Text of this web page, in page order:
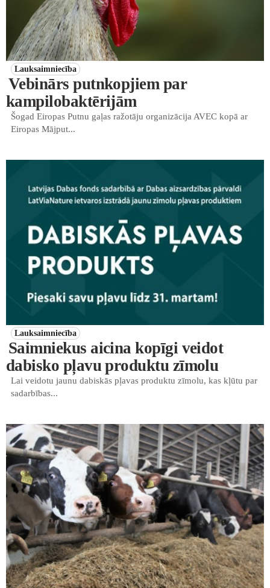
Lauksaimniecība
Vebinārs putnkopjiem par
kampilobaktērijām
Šogad Eiropas Putnu gaļas ražotāju organizācija AVEC kopā ar
Eiropas Mājput...
Lauksaimniecība
Saimniekus aicina kopīgi veidot
dabisko pļavu produktu zīmolu
Lai veidotu jaunu dabiskās pļavas produktu zīmolu, kas kļūtu par
sadarbības...